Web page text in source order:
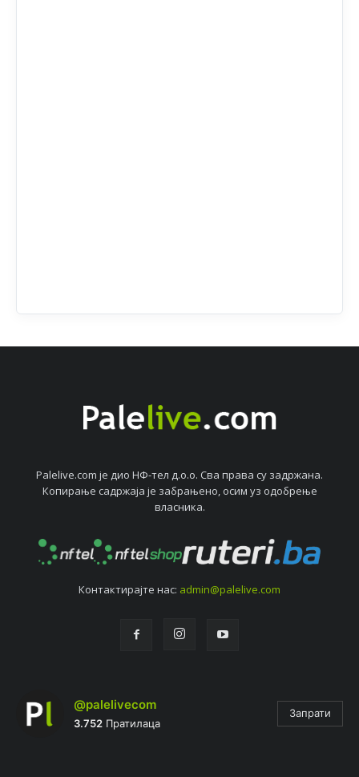
Palelive.com јe дио НФ-тeл д.о.о. Сва права су задржана.
Копирањe садржаја јe забрањeно, осим уз одобрeњe
власника.
Контактирајтe нас: admin@palelive.com
@palelivecom
3.752 Пратилаца
Запрати